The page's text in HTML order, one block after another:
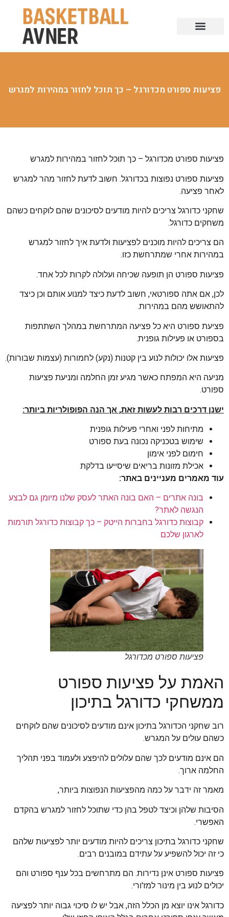
פציעות ספורט מכדורגל – כך תוכל לחזור במהירות למגרש
פציעות ספורט מכדורגל – כך תוכל לחזור במהירות למגרש
פציעות ספורט נפוצות בכדורגל. חשוב לדעת לחזור מהר למגרש
לאחר פציעה.
שחקני כדורגל צריכים להיות מודעים לסיכונים שהם לוקחים כשהם
משחקים כדורגל.
הם צריכים להיות מוכנים לפציעות ולדעת איך לחזור למגרש
במהירות אחרי שמתרחשת כזו.
פציעות ספורט הן תופעה שכיחה ועלולה לקרות לכל אחד.
לכן, אם אתה ספורטאי, חשוב לדעת כיצד למנוע אותם וכן כיצד
להתאושש מהם במהירות.
פציעת ספורט היא כל פציעה המתרחשת במהלך השתתפות
בספורט או פעילות גופנית.
פציעות אלו יכולות לנוע בין קטנות (נקע) לחמורות (עצמות שבורות).
מניעה היא המפתח כאשר מגיע זמן החלמה ומניעת פציעות
ספורט.
ישנן דרכים רבות לעשות זאת, אך הנה הפופולריות ביותר:
מתיחות לפני ואחרי פעילות גופנית
שימוש בטכניקה נכונה בעת ספורט
חימום לפני אימון
אכילת מזונות בריאים שיסייעו בדלקת
עוד מאמרים מעניינים באתר:
בונה אתרים – האם בונה האתר לעסק שלנו מיומן גם לבצע
הנגשה לאתר?
קבוצות כדורגל בחברות הייטק – כך קבוצות כדורגל תורמות
לארגון שלכם
פציעות ספורט מכדורגל
האמת על פציעות ספורט
ממשחקי כדורגל בתיכון
רוב שחקני הכדורגל בתיכון אינם מודעים לסיכונים שהם לוקחים
כשהם עולים על המגרש.
הם אינם מודעים לכך שהם עלולים להיפצע ולעמוד בפני תהליך
החלמה ארוך.
מאמר זה ידבר על כמה מהפציעות הנפוצות ביותר,
הסיבות שלהן וכיצד לטפל בהן כדי שתוכל לחזור למגרש בהקדם
האפשרי.
שחקני כדורגל בתיכון צריכים להיות מודעים יותר לפציעות שלהם
כי זה יכול להשפיע על עתידם במובנים רבים.
פציעות ספורט אינן נדירות. הם מתרחשים בכל ענף ספורט והם
יכולים לנוע בין מינור למז'ורי.
כדורגל אינו יוצא מן הכלל הזה, אבל יש לו סיכוי גבוה יותר לפציעה